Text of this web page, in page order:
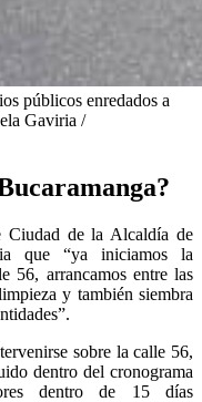
públicos enredados a
Gaviria /
Ciudad de la Alcaldía de
que “ya iniciamos la
56, arrancamos entre las
y también siembra
sobre la calle 56,
dentro del cronograma
dentro de 15 días